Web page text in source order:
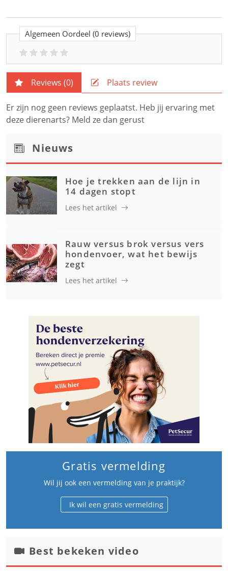
Algemeen Oordeel (0 reviews)
Reviews (0) Plaats review
Er zijn nog geen reviews geplaatst. Heb jij ervaring met
deze dierenarts? Meld ze dan gerust
Nieuws
Hoe je trekken aan de lijn in
14 dagen stopt
Lees het artikel
Rauw versus brok versus vers
hondenvoer, wat het bewijs
zegt
Lees het artikel
Gratis vermelding
Wil jij ook een vermelding van je praktijk?
Ik wil een gratis vermelding
Best bekeken video